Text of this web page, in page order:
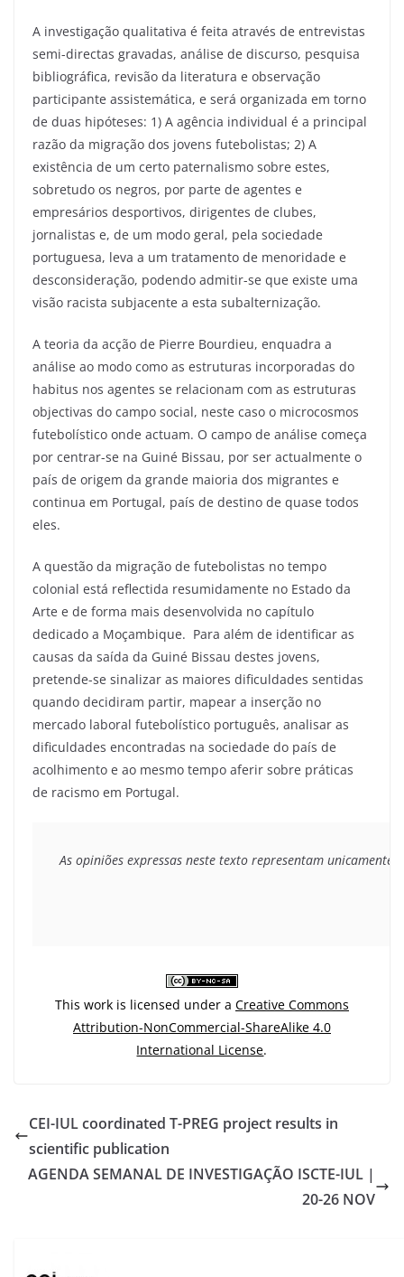
A investigação qualitativa é feita através de entrevistas
semi-directas gravadas, análise de discurso, pesquisa
bibliográfica, revisão da literatura e observação
participante assistemática, e será organizada em torno
de duas hipóteses: 1) A agência individual é a principal
razão da migração dos jovens futebolistas; 2) A
existência de um certo paternalismo sobre estes,
sobretudo os negros, por parte de agentes e
empresários desportivos, dirigentes de clubes,
jornalistas e, de um modo geral, pela sociedade
portuguesa, leva a um tratamento de menoridade e
desconsideração, podendo admitir-se que existe uma
visão racista subjacente a esta subalternização.
A teoria da acção de Pierre Bourdieu, enquadra a
análise ao modo como as estruturas incorporadas do
habitus nos agentes se relacionam com as estruturas
objectivas do campo social, neste caso o microcosmos
futebolístico onde actuam. O campo de análise começa
por centrar-se na Guiné Bissau, por ser actualmente o
país de origem da grande maioria dos migrantes e
continua em Portugal, país de destino de quase todos
eles.
A questão da migração de futebolistas no tempo
colonial está reflectida resumidamente no Estado da
Arte e de forma mais desenvolvida no capítulo
dedicado a Moçambique. Para além de identificar as
causas da saída da Guiné Bissau destes jovens,
pretende-se sinalizar as maiores dificuldades sentidas
quando decidiram partir, mapear a inserção no
mercado laboral futebolístico português, analisar as
dificuldades encontradas na sociedade do país de
acolhimento e ao mesmo tempo aferir sobre práticas
de racismo em Portugal.
As opiniões expressas neste texto representam
This work is licensed under a Creative Commons
Attribution-NonCommercial-ShareAlike 4.0
International License.
CEI-IUL coordinated T-PREG project results in
scientific publication
AGENDA SEMANAL DE INVESTIGAÇÃO ISCTE-IUL |
20-26 NOV